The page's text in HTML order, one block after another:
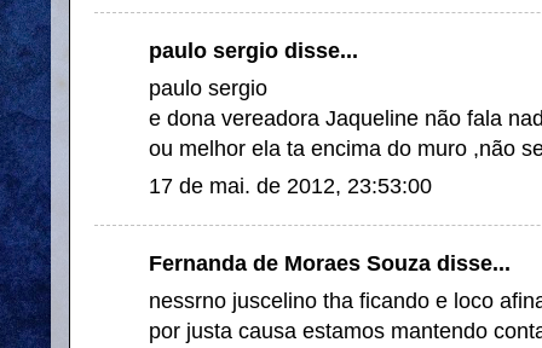
paulo sergio disse...
paulo sergio
e dona vereadora Jaqueline não fala
ou melhor ela ta encima do muro ,não
17 de mai. de 2012, 23:53:00
Fernanda de Moraes Souza disse...
nessrno juscelino tha ficando e loco
por justa causa estamos mantendo